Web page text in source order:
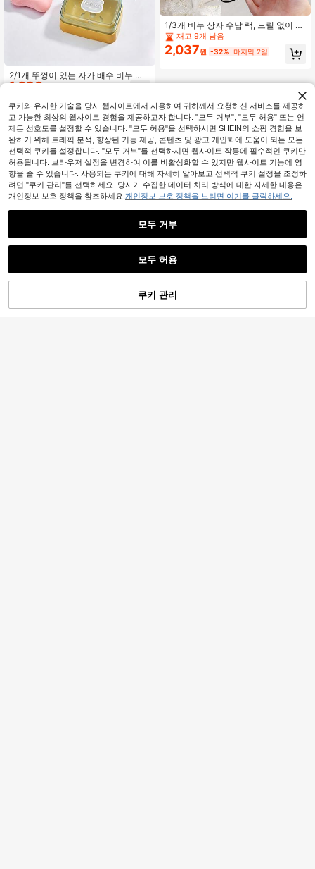
2/1개 뚜껑이 있는 자가 배수 비누 홀
더, 분리형 두꺼운 미끄럼 방지 비누
방, 가정, 기숙사 및 여행에 적합
1,690
1/3개 비누 상자 수납 랙, 드릴 없이 벽
에 부착하는 배수 기능이 있는 욕실 비
누 홀더, 비누 랙
재고 9개 남음
2,037원 -32% 마지막 2일
34% 할인! 장바구니 담기
쿠키와 유사한 기술을 당사 웹사이트에서 사용하여 귀하께서 요청하신 서비스를 제공하
고 가능한 최상의 웹사이트 경험을 제공하고자 합니다. "모두 거부", "모두 허용" 또는 언
제든 선호도를 설정할 수 있습니다. "모두 허용"을 선택하시면 SHEIN의 쇼핑 경험을 보
완하기 위해 트래픽 분석, 향상된 기능 제공, 콘텐츠 및 광고 개인화에 도움이 되는 모든
선택적 쿠키를 설정합니다. "모두 거부"를 선택하시면 웹사이트 작동에 필수적인 쿠키만
허용됩니다. 브라우저 설정을 변경하여 이를 비활성화할 수 있지만 웹사이트 기능에 영
향을 줄 수 있습니다. 사용되는 쿠키에 대해 자세히 알아보고 선택적 쿠키 설정을 조정하
려면 "쿠키 관리"를 선택하세요. 당사가 수집한 데이터 처리 방식에 대한 자세한 내용은
개인정보 보호 정책을 참조하세요. 개인정보 보호 정책을 보려면 여기를 클릭하세요.
모두 거부
모두 허용
쿠키 관리